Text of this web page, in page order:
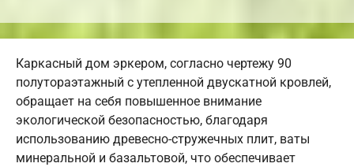
Каркасный дом эркером, согласно чертежу 90
полутораэтажный с утепленной двускатной кровлей,
обращает на себя повышенное внимание
экологической безопасностью, благодаря
использованию древесно-стружечных плит, ваты
минеральной и базальтовой, что обеспечивает